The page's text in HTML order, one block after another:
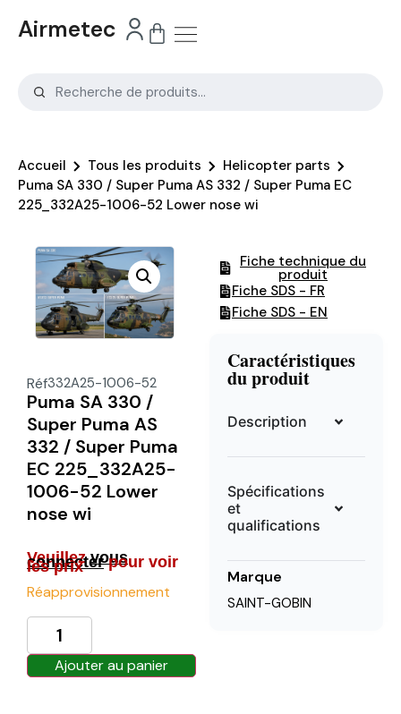
Airmetec
Accueil Tous les produits
Helicopter parts
Puma SA 330 / Super Puma AS 332 / Super Puma EC
225_332A25-1006-52 Lower nose wi
Réf332A25-1006-52
Puma SA 330 /
Super Puma AS
332 / Super Puma
EC 225_332A25-
1006-52 Lower
nose wi
Veuillezvous
connecterpour voir
les prix
Réapprovisionnement
Ajouter au panier
Fiche technique du
produit
Fiche SDS - FR
Fiche SDS - EN
Caractéristiques
du produit
Description
Spécifications
et
qualifications
Marque
SAINT-GOBIN